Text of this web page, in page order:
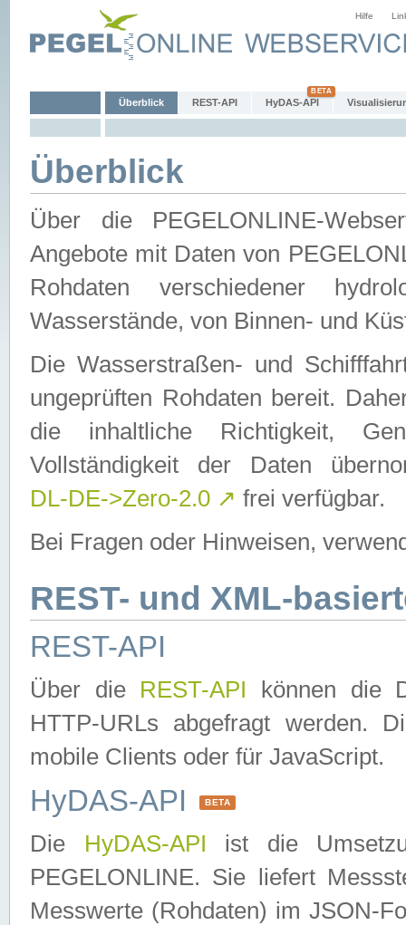
Hilfe
Überblick REST-API HyDAS-API
Überblick
Über die PEGELONLINE-
Angebote mit Daten von
Rohdaten verschiedener
Wasserstände, von Binnen- und
Die Wasserstraßen- und
ungeprüften Rohdaten bereit.
die inhaltliche Richtigkeit,
Vollständigkeit der Daten
DL-DE->Zero-2.0 ↗ frei verfügbar.
Bei Fragen oder Hinweisen,
REST- und XML-
REST-API
Über die REST-API können die
HTTP-URLs abgefragt werden.
mobile Clients oder für JavaScript.
HyDAS-API BETA
Die HyDAS-API ist die
PEGELONLINE. Sie liefert
Messwerte (Rohdaten) im JSON-